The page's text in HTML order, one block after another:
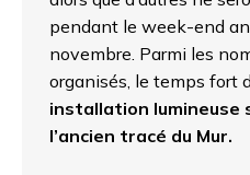
pendant le week-end
novembre. Parmi les
organisés, le temps fort
installation lumineuse
l’ancien tracé du Mur.